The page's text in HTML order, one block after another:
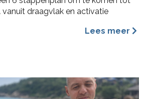
draagvlak en activatie
Lees meer